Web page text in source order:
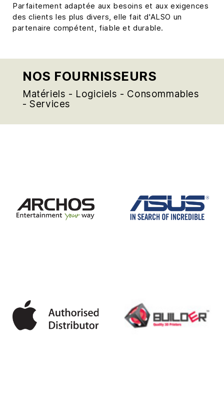
Parfaitement adaptée aux besoins et aux exigences
des clients les plus divers, elle fait d'ALSO un
partenaire compétent, fiable et durable.
NOS FOURNISSEURS
Matériels - Logiciels - Consommables
- Services